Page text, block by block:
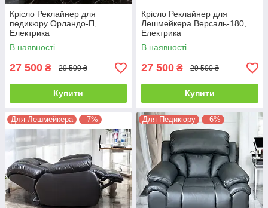
Крісло Реклайнер для
педикюру Орландо-П,
Електрика
В наявності
27 500 ₴ 29 500 ₴
Купити
Крісло Реклайнер для
Лешмейкера Версаль-180,
Електрика
В наявності
27 500 ₴ 29 500 ₴
Купити
Для Лешмейкера –7% Для Педикюру –6%